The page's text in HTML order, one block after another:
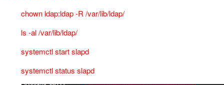
chown ldap:ldap -R /var/lib/ldap/
ls -al /var/lib/ldap/
systemctl start slapd
systemctl status slapd